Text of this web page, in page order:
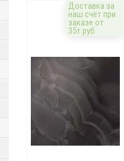
Доставка за
наш счёт при
заказе от
35т.руб